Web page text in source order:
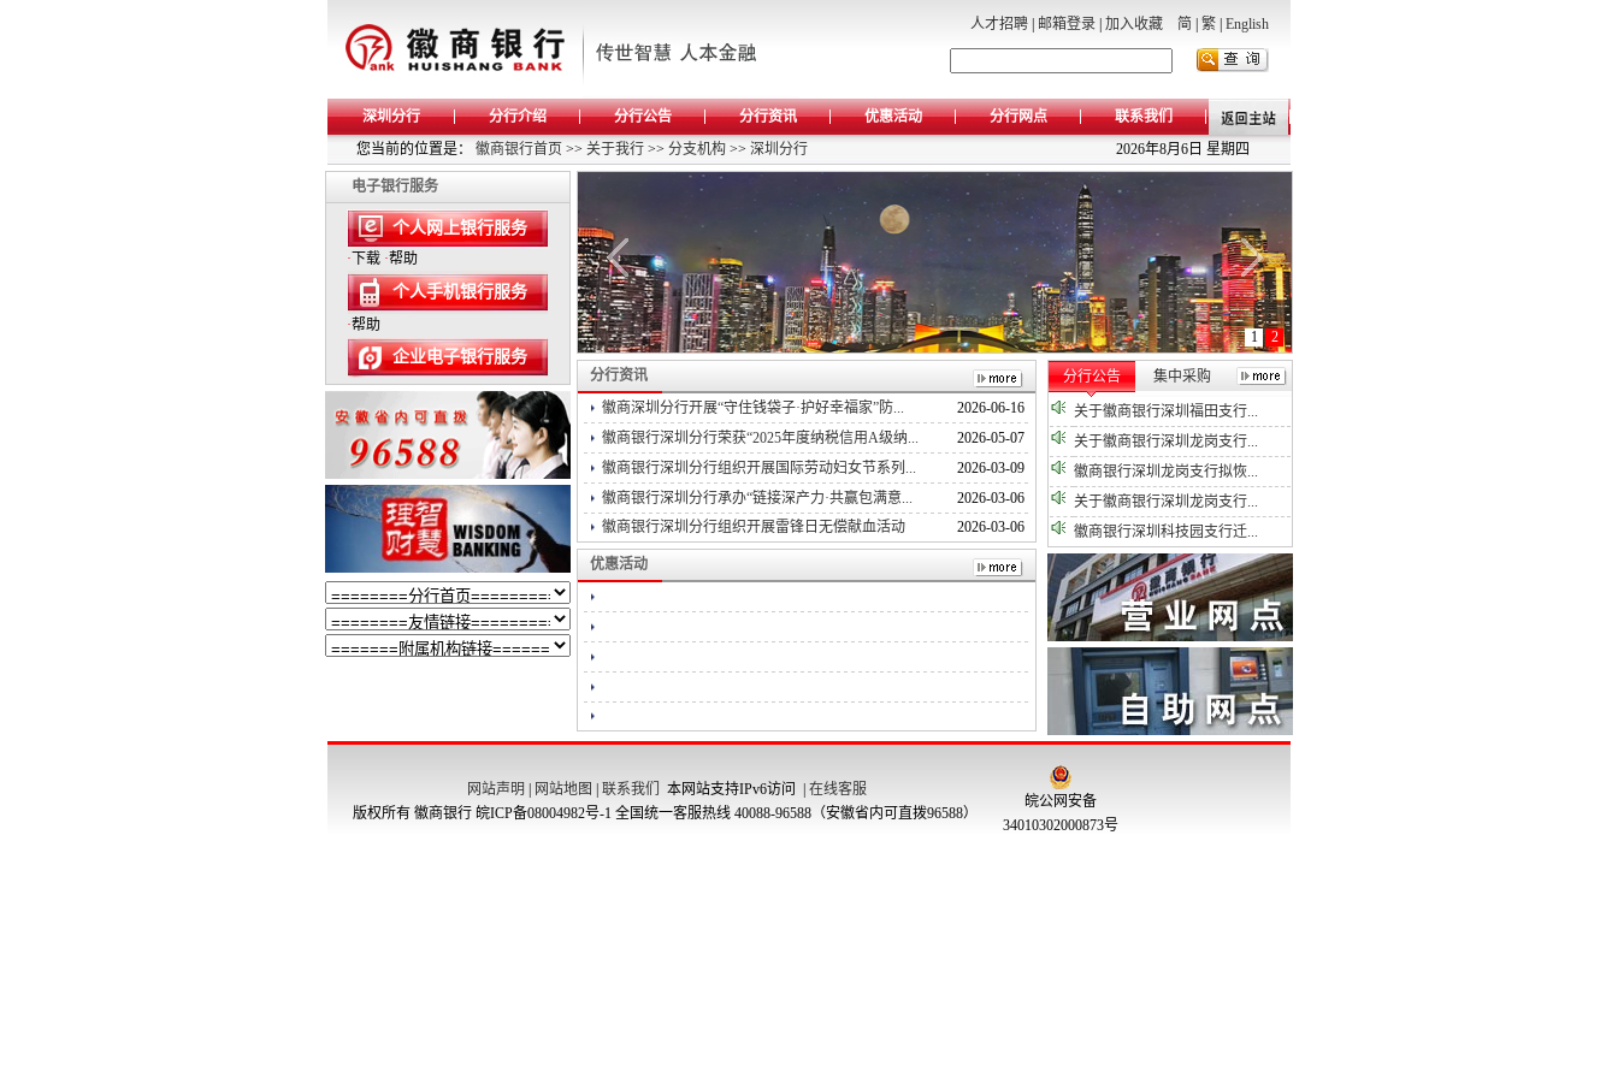
人才招聘 邮箱登录 加入收藏 简 繁 English
深圳分行 分行介绍 分行公告 分行资讯 优惠活动 分行网点
联系我们
您当前的位置是： 徽商银行首页 >> 关于我行 >> 分支机构 >> 深圳分行 2026年8月6日 星期四
电子银行服务
个人网上银行服务
· 下载 ·帮助
个人手机银行服务
·帮助
企业电子银行服务
1 2
分行资讯
徽商深圳分行开展“守住钱袋子·护好幸福家”防...
2026-06-16
徽商银行深圳分行荣获“2025年度纳税信用A级纳...
2026-05-07
徽商银行深圳分行组织开展国际劳动妇女节系列...
2026-03-09
徽商银行深圳分行承办“链接深产力·共赢包满意...
2026-03-06
徽商银行深圳分行组织开展雷锋日无偿献血活动
2026-03-06
优惠活动
分行公告 集中采购
关于徽商银行深圳福田支行...
关于徽商银行深圳龙岗支行...
徽商银行深圳龙岗支行拟恢...
关于徽商银行深圳龙岗支行...
徽商银行深圳科技园支行迁...
网站声明 网站地图 联系我们 本网站支持IPv6访问 | 在线客服
版权所有 徽商银行 皖ICP备08004982号-1 全国统一客服热线 40088-96588（安徽省内可直拨96588）
皖公网安备
34010302000873号